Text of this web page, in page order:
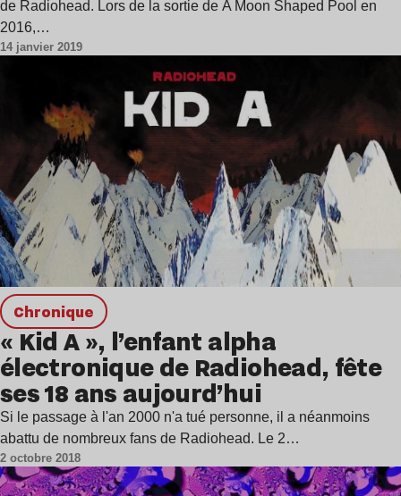
de Radiohead. Lors de la sortie de A Moon Shaped Pool en
2016,…
14 janvier 2019
chronique
« Kid A », l’enfant alpha
électronique de Radiohead, fête
ses 18 ans aujourd’hui
Si le passage à l'an 2000 n'a tué personne, il a néanmoins
abattu de nombreux fans de Radiohead. Le 2…
2 octobre 2018